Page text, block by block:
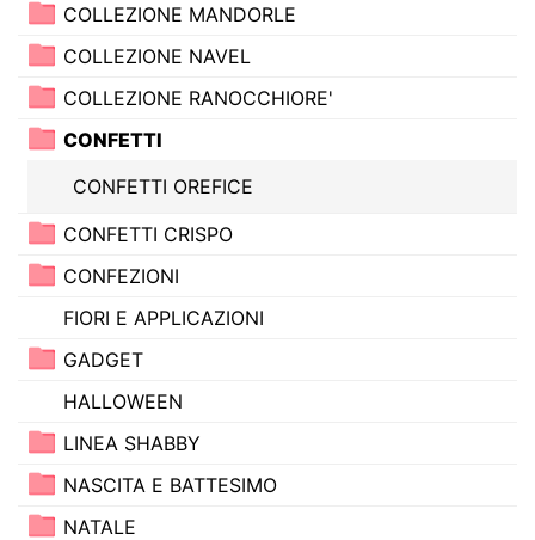
COLLEZIONE MANDORLE
COLLEZIONE NAVEL
COLLEZIONE RANOCCHIORE'
CONFETTI
CONFETTI OREFICE
CONFETTI CRISPO
CONFEZIONI
FIORI E APPLICAZIONI
GADGET
HALLOWEEN
LINEA SHABBY
NASCITA E BATTESIMO
NATALE